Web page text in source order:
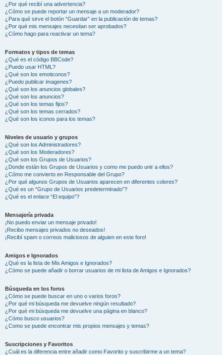
¿Por qué recibí una advertencia?
¿Cómo se puede reportar un mensaje a un moderador?
¿Para qué sirve el botón “Guardar” en la publicación de temas?
¿Por qué mis mensajes necesitan ser aprobados?
¿Cómo hago para reactivar un tema?
Formatos y tipos de temas
¿Qué es el código BBCode?
¿Puedo usar HTML?
¿Qué son los emoticonos?
¿Puedo publicar imagenes?
¿Qué son los anuncios globales?
¿Qué son los anuncios?
¿Qué son los temas fijos?
¿Qué son los temas cerrados?
¿Qué son los iconos para los temas?
Niveles de usuario y grupos
¿Qué son los Administradores?
¿Qué son los Moderadores?
¿Qué son los Grupos de Usuarios?
¿Donde están los Grupos de Usuarios y como me puedo unir a ellos?
¿Cómo me convierto en Responsable del Grupo?
¿Por qué algunos Grupos de Usuarios aparecen en diferentes colores?
¿Qué es un “Grupo de Usuarios predeterminado”?
¿Qué es el enlace “El equipo”?
Mensajería privada
¡No puedo enviar un mensaje privado!
¡Recibo mensajes privados no deseados!
¡Recibí spam o correos maliciosos de alguien en este foro!
Amigos e Ignorados
¿Qué es la lista de Mis Amigos e Ignorados?
¿Cómo se puede añadir o borrar usuarios de mi lista de Amigos e Ignorados?
Búsqueda en los foros
¿Cómo se puede buscar en uno o varios foros?
¿Por qué mi búsqueda me devuelve ningún resultado?
¿Por qué mi búsqueda me devuelve una página en blanco?
¿Cómo busco usuarios?
¿Como se puede encontrar mis propios mensajes y temas?
Suscripciones y Favoritos
¿Cuál es la diferencia entre añadir como Favorito y suscribirme a un tema?